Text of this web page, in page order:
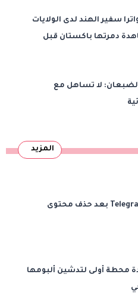
سفير الهند لدى الولايات
دمرتها باكستان قبل
لا تساهل مع
المزيد
Apple تعيد Telegram بعد حذف محتوى
محطة أولى لتدشين ألبومها